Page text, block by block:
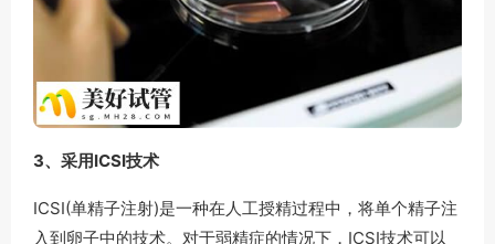
3、采用ICSI技术
ICSI(单精子注射)是一种在人工授精过程中，将单个精子注
入到卵子中的技术。对于弱精症的情况下，ICSI技术可以